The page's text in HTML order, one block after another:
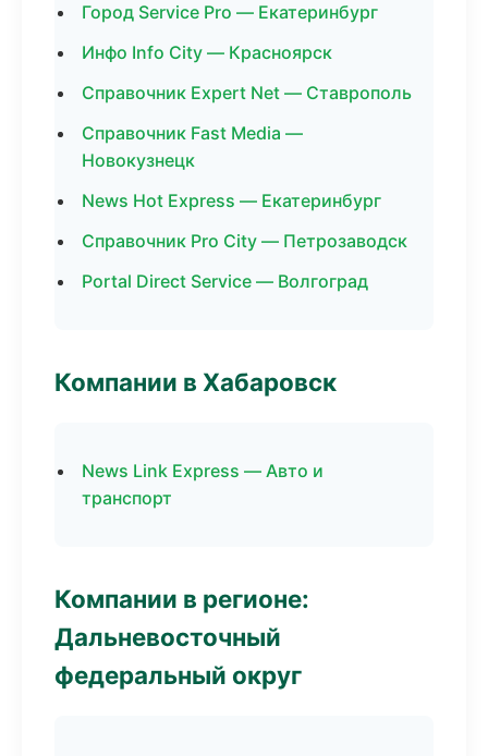
Город Service Pro — Екатеринбург
Инфо Info City — Красноярск
Справочник Expert Net — Ставрополь
Справочник Fast Media —
Новокузнецк
News Hot Express — Екатеринбург
Справочник Pro City — Петрозаводск
Portal Direct Service — Волгоград
Компании в Хабаровск
News Link Express — Авто и
транспорт
Компании в регионе:
Дальневосточный
федеральный округ